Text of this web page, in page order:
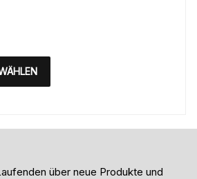
über neue Produkte und